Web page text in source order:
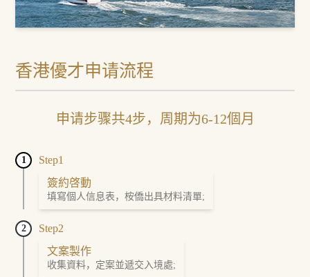
香港優才申请流程
申请步骤共4步，周期为6-12個月
1
Step1
簽約啓動
填寫個人信息表，桉僑出具材料清單;
2
Step2
文案製作
收集資料，定案並遞交入境處;